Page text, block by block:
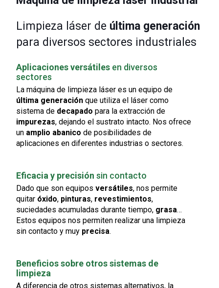
Limpieza láser de última generación
para diversos sectores industriales
Aplicaciones versátiles en diversos
sectores
La máquina de limpieza láser es un equipo de
última generación que utiliza el láser como
sistema de decapado para la extracción de
impurezas, dejando el sustrato intacto. Nos ofrece
un amplio abanico de posibilidades de
aplicaciones en diferentes industrias o sectores.
Eficacia y precisión sin contacto
Dado que son equipos versátiles, nos permite
quitar óxido, pinturas, revestimientos,
suciedades acumuladas durante tiempo, grasa…
Estos equipos nos permiten realizar una limpieza
sin contacto y muy precisa.
Beneficios sobre otros sistemas de
limpieza
A diferencia de otros sistemas alternativos, la